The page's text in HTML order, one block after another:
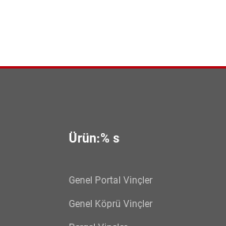
Ürün:% s
Genel Portal Vinçler
Genel Köprü Vinçler